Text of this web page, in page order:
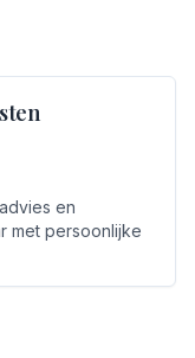
en
met persoonlijke